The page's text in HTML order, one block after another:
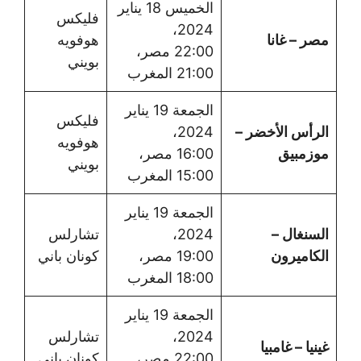
مصر – غانا
الخميس 18 يناير
2024،
22:00 مصر،
21:00 المغرب
فليكس
هوفويه
بويني
الرأس الأخضر –
موزمبيق
الجمعة 19 يناير
2024،
16:00 مصر،
15:00 المغرب
فليكس
هوفويه
بويني
السنغال –
الكاميرون
الجمعة 19 يناير
2024،
19:00 مصر،
18:00 المغرب
تشارلس
كونان باني
غينيا – غامبيا
الجمعة 19 يناير
2024،
تشارلس